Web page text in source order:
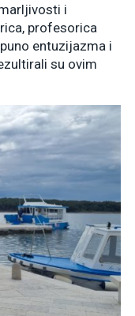
i
profesorica
entuzijazma i
su ovim